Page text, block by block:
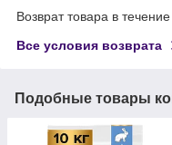
Возврат товара в
Все условия возврата
Подобные товары